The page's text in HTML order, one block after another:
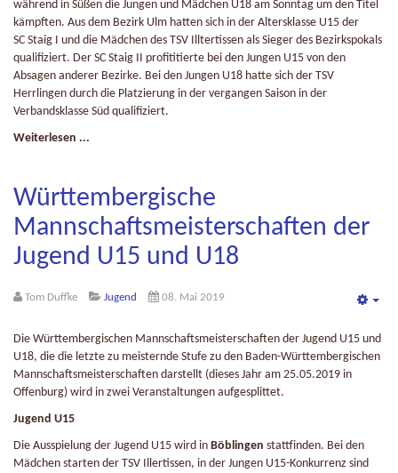
während in Süßen die Jungen und Mädchen U18 am Sonntag um den Titel
kämpften. Aus dem Bezirk Ulm hatten sich in der Altersklasse U15 der
SC Staig I und die Mädchen des TSV Illtertissen als Sieger des Bezirkspokals
qualifiziert. Der SC Staig II profititierte bei den Jungen U15 von den
Absagen anderer Bezirke. Bei den Jungen U18 hatte sich der TSV
Herrlingen durch die Platzierung in der vergangen Saison in der
Verbandsklasse Süd qualifiziert.
Weiterlesen ...
Württembergische
Mannschaftsmeisterschaften der
Jugend U15 und U18
Tom Duffke Jugend 08. Mai 2019
Die Württembergischen Mannschaftsmeisterschaften der Jugend U15 und
U18, die die letzte zu meisternde Stufe zu den Baden-Württembergischen
Mannschaftsmeisterschaften darstellt (dieses Jahr am 25.05.2019 in
Offenburg) wird in zwei Veranstaltungen aufgesplittet.
Jugend U15
Die Ausspielung der Jugend U15 wird in Böblingen stattfinden. Bei den
Mädchen starten der TSV Illertissen, in der Jungen U15-Konkurrenz sind